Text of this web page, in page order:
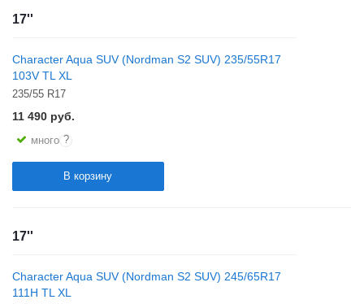
17''
Character Aqua SUV (Nordman S2 SUV) 235/55R17
103V TL XL
235/55 R17
11 490 руб.
много ?
В корзину
17''
Character Aqua SUV (Nordman S2 SUV) 245/65R17
111H TL XL